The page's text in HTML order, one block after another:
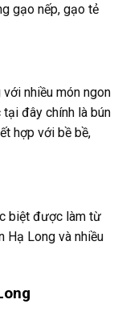
gạo nếp, gạo tẻ
nhiều món ngon
đây chính là bún
hợp với bề bề,
biệt được làm từ
Hạ Long và nhiều